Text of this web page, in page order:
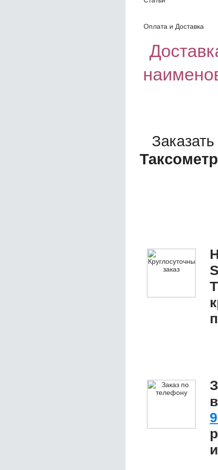
Оплата и Доставка